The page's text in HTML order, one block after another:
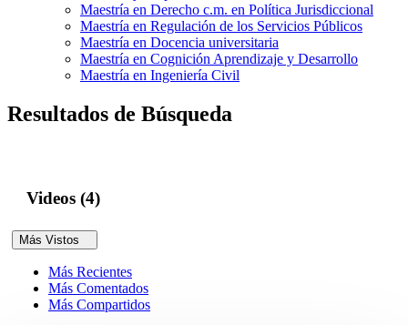
Maestría en Derecho c.m. en Política Jurisdiccional
Maestría en Regulación de los Servicios Públicos
Maestría en Docencia universitaria
Maestría en Cognición Aprendizaje y Desarrollo
Maestría en Ingeniería Civil
Resultados de Búsqueda
Videos (4)
Más Vistos
Más Recientes
Más Comentados
Más Compartidos